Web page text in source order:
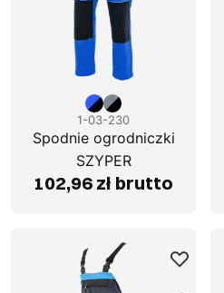
1-03-230
Spodnie ogrodniczki
SZYPER
102,96 zł brutto